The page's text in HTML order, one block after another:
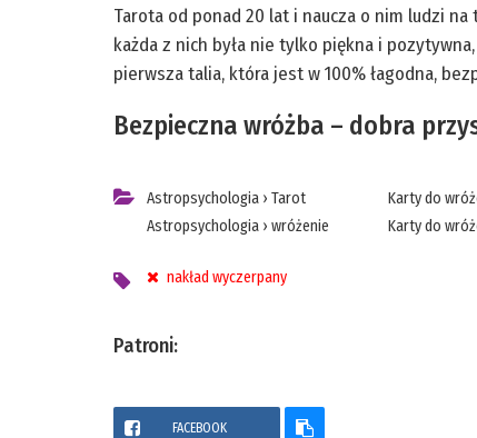
Tarota od ponad 20 lat i naucza o nim ludzi
każda z nich była nie tylko piękna i
pierwsza talia, która jest w 100% łagodna,
Bezpieczna wróżba – dobra
Astropsychologia › Tarot
Astropsychologia › wróżenie
Karty do
Karty do
nakład wyczerpany
Patroni:
FACEBOOK